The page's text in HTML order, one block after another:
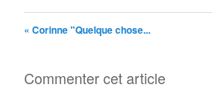
« Corinne "Quelque chose...
Commenter cet article